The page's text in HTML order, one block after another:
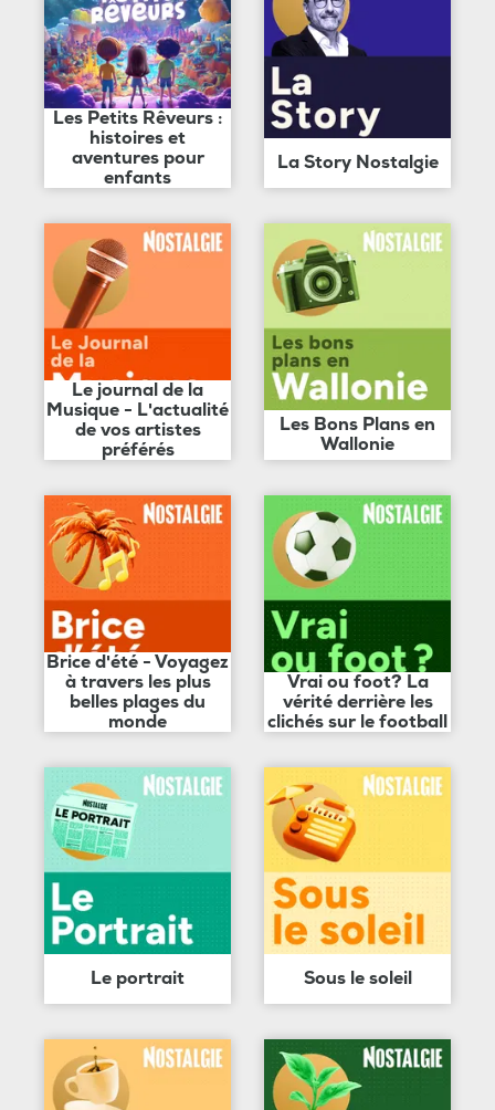
Les Petits Rêveurs :
histoires et
aventures pour
enfants
La Story Nostalgie
Le journal de la
Musique - L'actualité
de vos artistes
préférés
Les Bons Plans en
Wallonie
Brice d'été - Voyagez
à travers les plus
belles plages du
monde
Vrai ou foot? La
vérité derrière les
clichés sur le football
Le portrait Sous le soleil